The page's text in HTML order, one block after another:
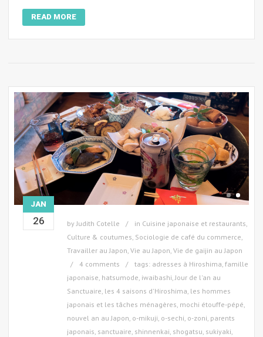
READ MORE
JAN
26 byJudith Cotelle in Cuisine japonaise et restaurants,
Culture & coutumes, Sociologie de café du commerce,
Travailler au Japon, Vie au Japon, Vie de gaijin au Japon
4 comments
tags: adresses à Hiroshima, famille
japonaise, hatsumode, iwaibashi,Jour de l'an au
Sanctuaire, les 4 saisons d'Hiroshima, les hommes
japonais et les tâches ménagères, mochi étouffe-pépé,
nouvel an au Japon, o-mikuji, o-sechi, o-zoni, parents
japonais, sanctuaire, shinnenkai, shogatsu, sukiyaki,